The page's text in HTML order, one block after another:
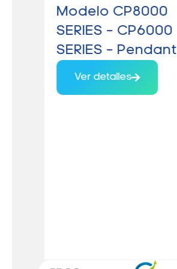
Modelo CP8000
SERIES – CP6000
SERIES – Pendant
Ver detalles